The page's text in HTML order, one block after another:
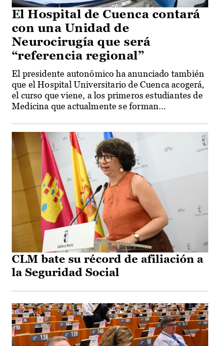
El Hospital de Cuenca contará
con una Unidad de
Neurocirugía que será
“referencia regional”
El presidente autonómico ha anunciado también
que el Hospital Universitario de Cuenca acogerá,
el curso que viene, a los primeros estudiantes de
Medicina que actualmente se forman...
CLM bate su récord de afiliación a
la Seguridad Social